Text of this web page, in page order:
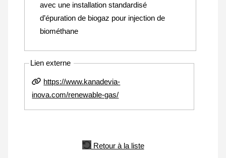
avec une installation standardisé
d’épuration de biogaz pour injection de
biométhane
Lien externe
https://www.kanadevia-
inova.com/renewable-gas/
Retour à la liste